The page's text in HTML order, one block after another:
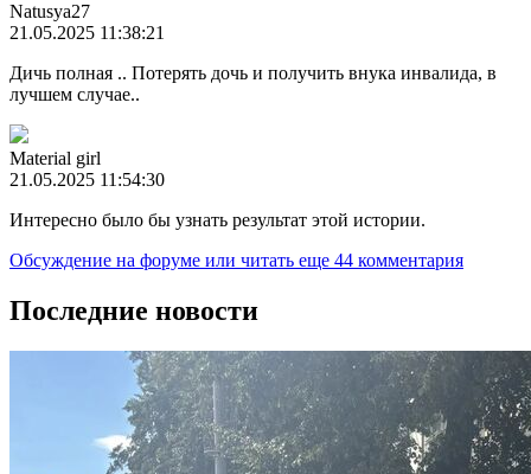
Natusya27
21.05.2025 11:38:21
Дичь полная .. Потерять дочь и получить внука инвалида, в
лучшем случае..
Material girl
21.05.2025 11:54:30
Интересно было бы узнать результат этой истории.
Обсуждение на форуме или читать еще 44 комментария
Последние новости